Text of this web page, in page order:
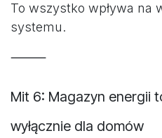
To wszystko wpływa na
systemu.
⸻
Mit 6: Magazyn energii
wyłącznie dla domów